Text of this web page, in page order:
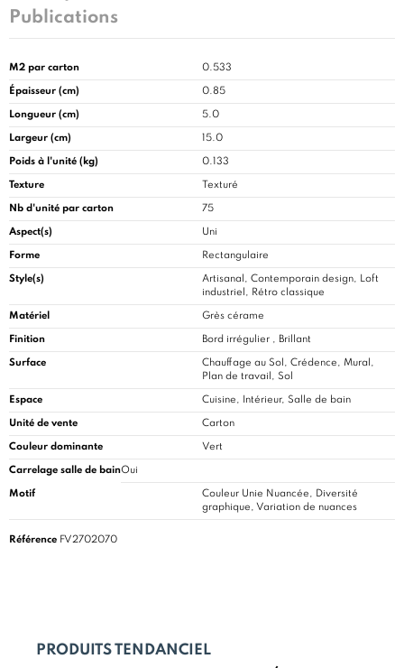
Publications
M2 par carton 0.533
Épaisseur (cm) 0.85
Longueur (cm) 5.0
Largeur (cm) 15.0
Poids à l'unité (kg) 0.133
Texture Texturé
Nb d'unité par carton 75
Aspect(s) Uni
Forme Rectangulaire
Style(s)
Artisanal, Contemporain design, Loft
industriel, Rétro classique
Matériel Grès cérame
Finition Bord irrégulier , Brillant
Surface
Chauffage au Sol, Crédence, Mural,
Plan de travail, Sol
Espace Cuisine, Intérieur, Salle de bain
Unité de vente Carton
Couleur dominante Vert
Carrelage salle de bainOui
Motif
Couleur Unie Nuancée, Diversité
graphique, Variation de nuances
Référence FV2702070
PRODUITS TENDANCIEL